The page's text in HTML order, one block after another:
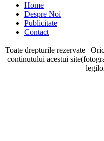
Home
Despre Noi
Publicitate
Contact
Toate drepturile rezervate |
continutului acestui